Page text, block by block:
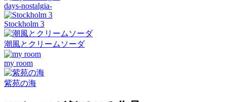
days-nostalgia-
Stockholm 3
潮風とクリームソーダ
my room
紫苑の海